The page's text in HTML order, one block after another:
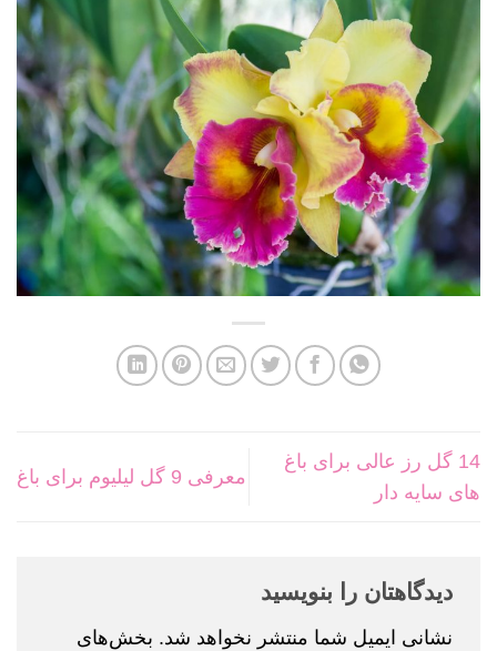
14 گل رز عالی برای باغ
های سایه دار
معرفی 9 گل لیلیوم برای باغ
دیدگاهتان را بنویسید
نشانی ایمیل شما منتشر نخواهد شد. بخش‌های